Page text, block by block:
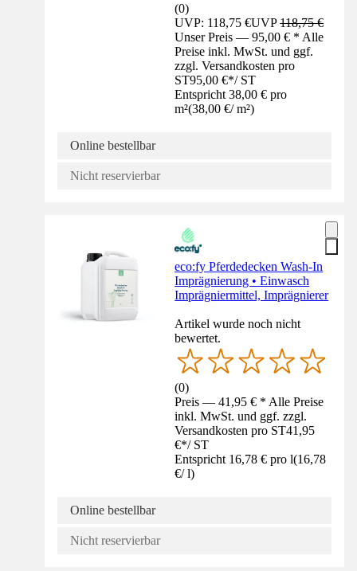
(0)
UVP: 118,75 €UVP118,75 €
Unser Preis — 95,00 € * Alle
Preise inkl. MwSt. und ggf.
zzgl. Versandkosten pro
ST95,00 €*/ ST
Entspricht 38,00 € pro
m²(38,00 €/ m²)
Online bestellbar
Nicht reservierbar
eco:fy Pferdedecken Wash-In
Imprägnierung • Einwasch
Imprägniermittel, Imprägnierer
Artikel wurde noch nicht
bewertet.
(0)
Preis — 41,95 € * Alle Preise
inkl. MwSt. und ggf. zzgl.
Versandkosten pro ST41,95
€*/ ST
Entspricht 16,78 € pro l(16,78
€/ l)
Online bestellbar
Nicht reservierbar